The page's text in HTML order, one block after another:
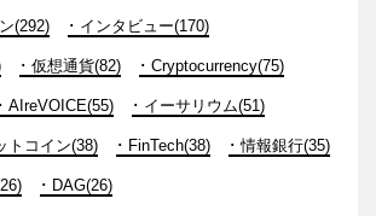
(292) インタビュー(170)
仮想通貨(82) Cryptocurrency(75)
AIreVOICE(55) イーサリウム(51)
トコイン(38) FinTech(38) 情報銀行(35)
DAG(26)